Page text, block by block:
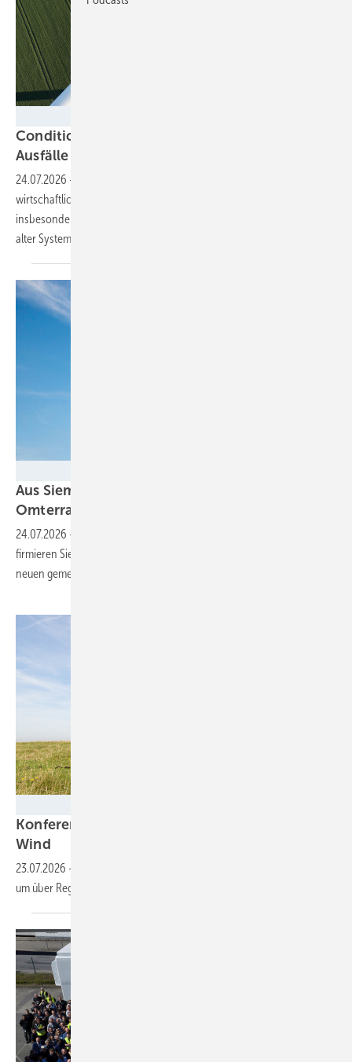
Condition Monitoring: Wie Windparkbetreiber
Ausfälle früher erkennen
24.07.2026 -
wirtschaftliche Zustandsüberwachung des Antriebsstrangs –
insbesondere für heterogene Bestandsflotten und den Austausch
alterSysteme.
Aus Siemens Gamesa Renewable Energy wird
Omterra
24.07.2026 -
firmieren Siemens Energy und Siemens Gamesa künftig unter einem
neuen gemeinsamen
Konferenz Windwert: Mehr Wertschöpfung aus
Wind
23.07.2026 -
um über Regionalpläne, Finanzierung und mehr zu